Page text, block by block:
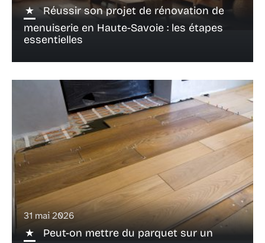
Réussir son projet de rénovation de
menuiserie en Haute-Savoie : les étapes
essentielles
31 mai 2026
Peut-on mettre du parquet sur un